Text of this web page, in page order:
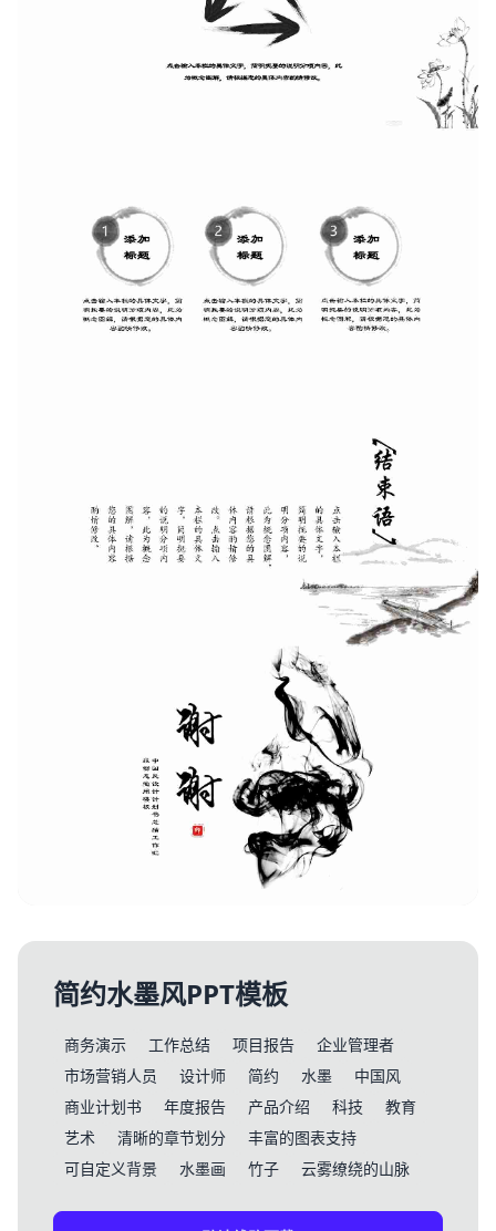
简约水墨风PPT模板
商务演示 工作总结 项目报告
企业管理者
市场营销人员
设计师 简约 水墨
中国风
商业计划书
年度报告 产品介绍 科技
教育
艺术
清晰的章节划分
丰富的图表支持
可自定义背景
水墨画 竹子 云雾缭绕的山脉